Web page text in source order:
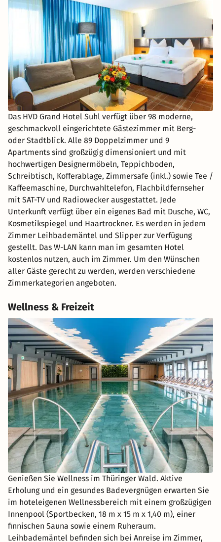
Das HVD Grand Hotel Suhl verfügt über 98 moderne,
geschmackvoll eingerichtete Gästezimmer mit Berg-
oder Stadtblick. Alle 89 Doppelzimmer und 9
Apartments sind großzügig dimensioniert und mit
hochwertigen Designermöbeln, Teppichboden,
Schreibtisch, Kofferablage, Zimmersafe (inkl.) sowie Tee /
Kaffeemaschine, Durchwahltelefon, Flachbildfernseher
mit SAT-TV und Radiowecker ausgestattet. Jede
Unterkunft verfügt über ein eigenes Bad mit Dusche, WC,
Kosmetikspiegel und Haartrockner. Es werden in jedem
Zimmer Leihbademäntel und Slipper zur Verfügung
gestellt. Das W-LAN kann man im gesamten Hotel
kostenlos nutzen, auch im Zimmer. Um den Wünschen
aller Gäste gerecht zu werden, werden verschiedene
Zimmerkategorien angeboten.
Wellness & Freizeit
Genießen Sie Wellness im Thüringer Wald. Aktive
Erholung und ein gesundes Badevergnügen erwarten Sie
im hoteleigenen Wellnessbereich mit einem großzügigen
Innenpool (Sportbecken, 18 m x 15 m x 1,40 m), einer
finnischen Sauna sowie einem Ruheraum.
Leihbademäntel befinden sich bei Anreise im Zimmer,